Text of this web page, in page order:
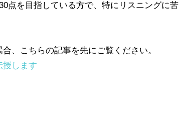
点を目指している方で、特にリスニングに苦
、こちらの記事を先にご覧ください。
授します